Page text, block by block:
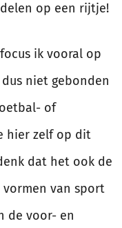
op een rijtje!
ik vooral op
niet gebonden
of
hier zelf op dit
dat het ook de
van sport
de voor- en